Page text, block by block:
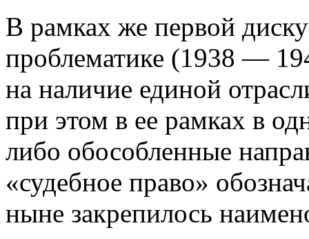
В рамках же первой
проблематике (1938 —
на наличие единой
при этом в ее рамках в
либо обособленные
«судебное право»
ныне закрепилось